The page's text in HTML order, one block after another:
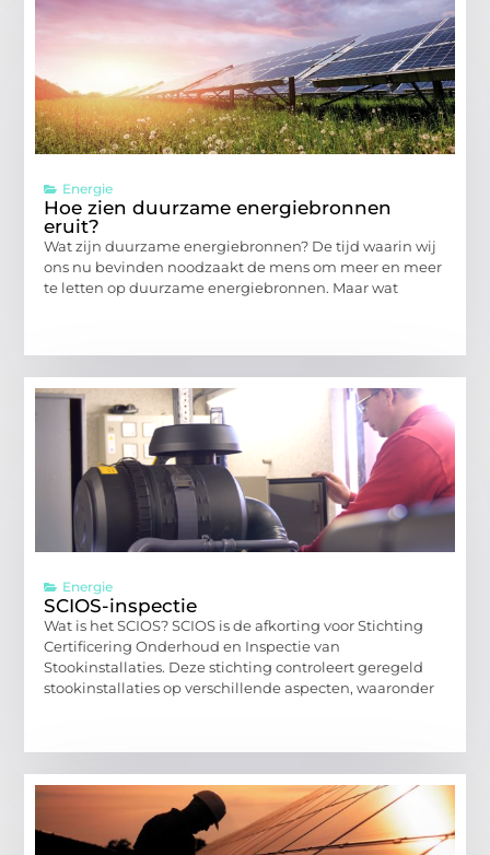
Energie
Hoe zien duurzame energiebronnen
eruit?
Wat zijn duurzame energiebronnen? De tijd waarin wij
ons nu bevinden noodzaakt de mens om meer en meer
te letten op duurzame energiebronnen. Maar wat
Energie
SCIOS-inspectie
Wat is het SCIOS? SCIOS is de afkorting voor Stichting
Certificering Onderhoud en Inspectie van
Stookinstallaties. Deze stichting controleert geregeld
stookinstallaties op verschillende aspecten, waaronder